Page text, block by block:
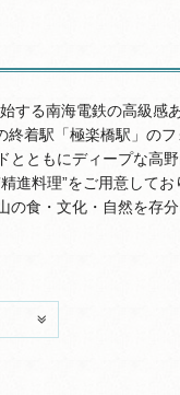
する南海電鉄の高級感
終着駅「極楽橋駅」の
とともにディープな高野
進料理”をご用意してお
の食・文化・自然を存分